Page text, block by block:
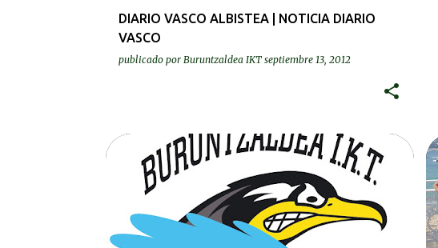
DIARIO VASCO ALBISTEA | NOTICIA DIARIO
VASCO
publicado por Buruntzaldea IKT septiembre 13, 2012
BEREZIAK | ESPECIALES GURASOAK | PADRES Y MADRES